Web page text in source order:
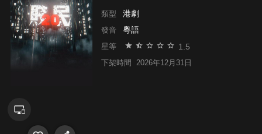
類型 港劇
發音 粵語
星等 1.5
下架時間 2026年12月31日